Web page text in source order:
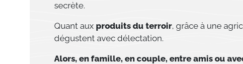
secrète.
Quant aux produits du terroir, grâce à une
dégustent avec délectation.
Alors, en famille, en couple, entre amis ou